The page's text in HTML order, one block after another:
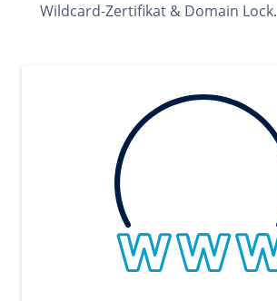
Wildcard-Zertifikat & Domain Lock.